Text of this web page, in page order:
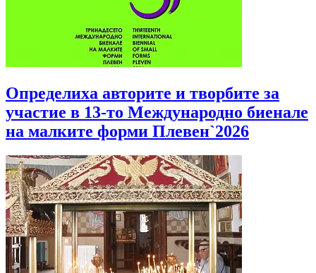
Определиха авторите и творбите за
участие в 13-то Международно биенале
на малките форми Плевен`2026